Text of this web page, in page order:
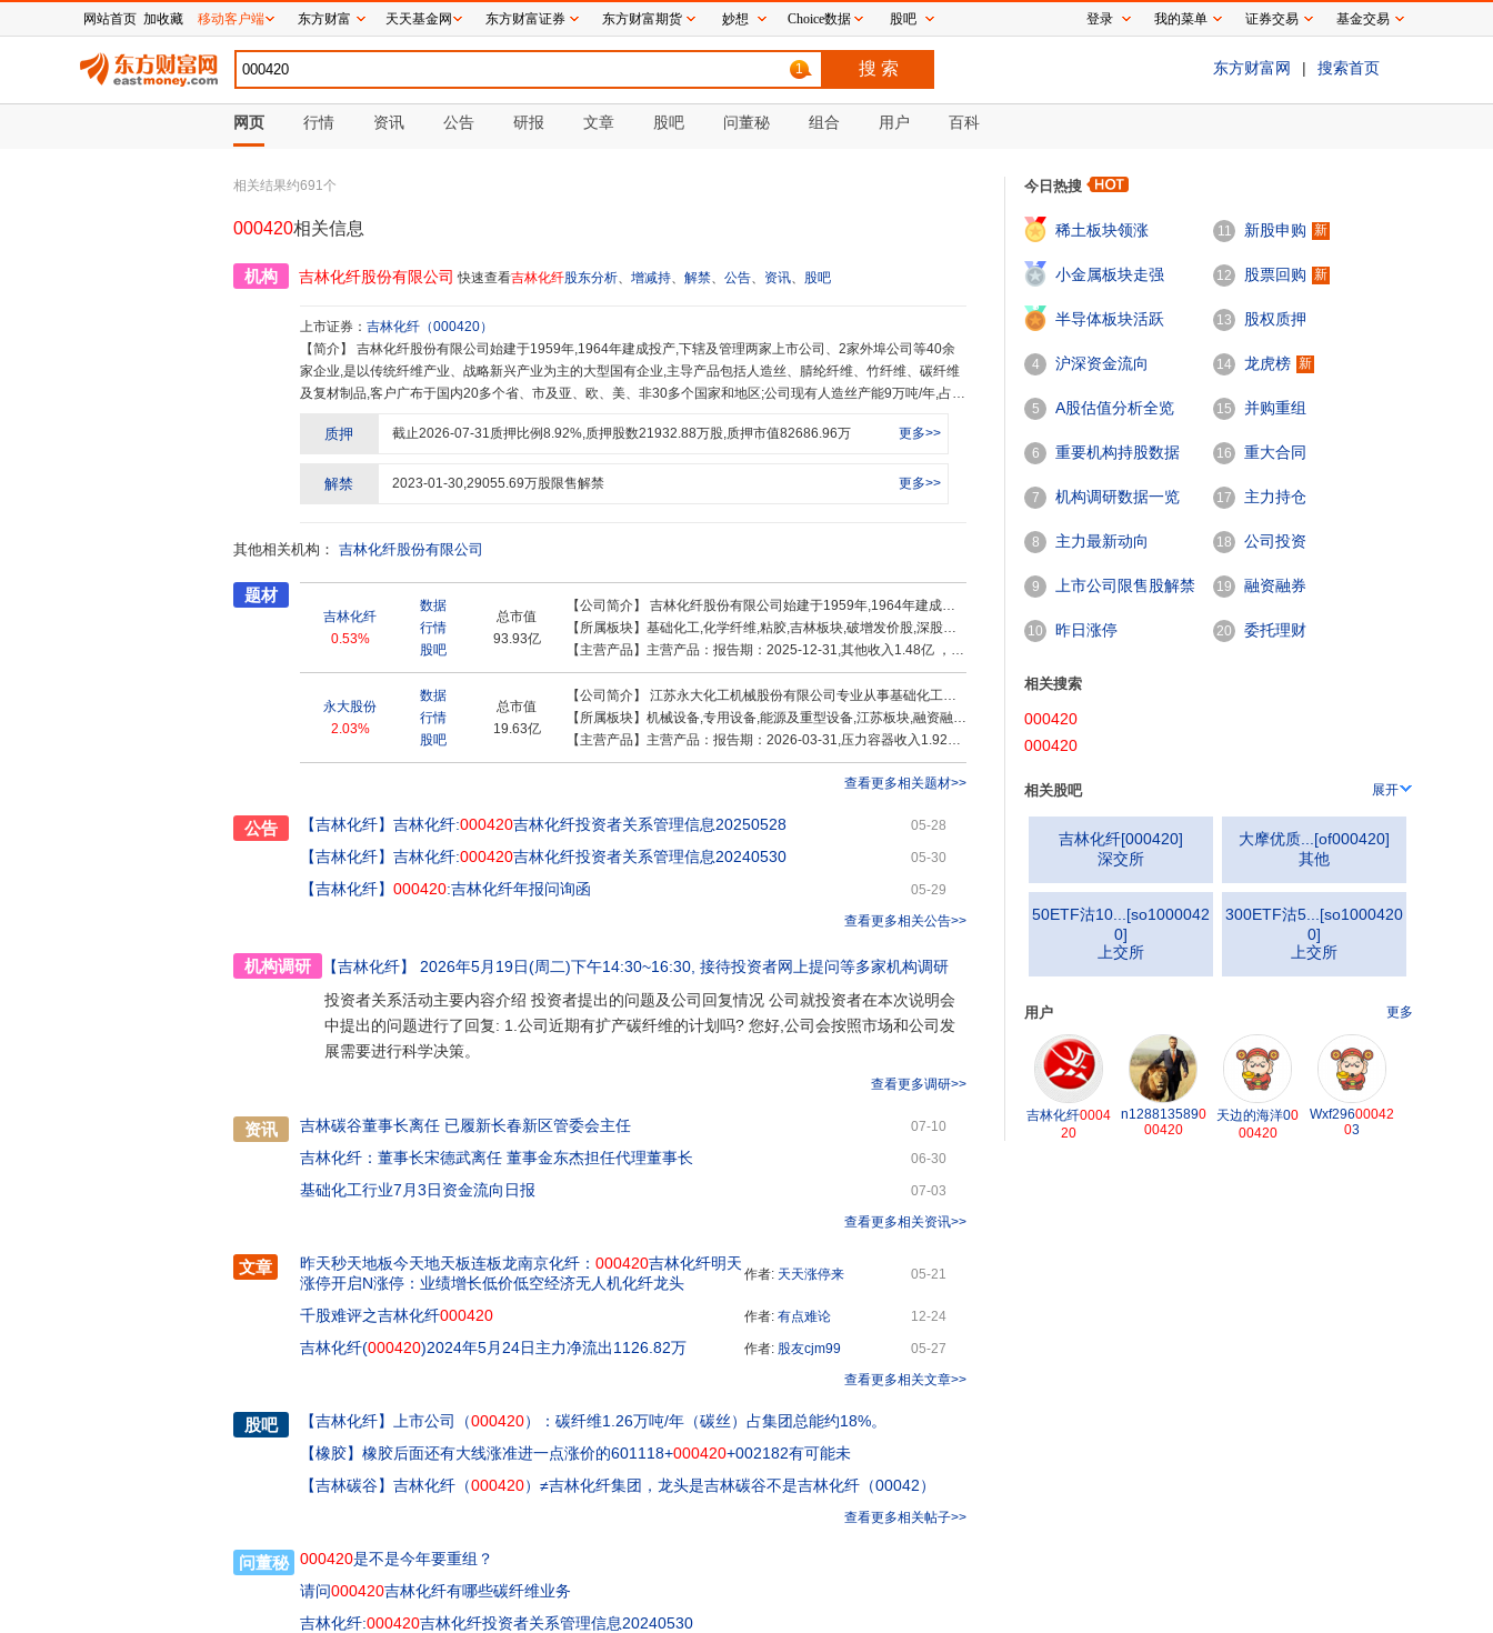
1 东方财富网 | 搜索首页
网页 行情 资讯 公告 研报 文章 股吧 问董秘 组合 用户 百科
相关结果约691个
000420相关信息
机构 吉林化纤股份有限公司 快速查看吉林化纤股东分析、 增减持、 解禁、 公告、 资讯、 股吧
上市证券： 吉林化纤 （000420）
【简介】
家企业,是以传统纤维产业、战略新兴产业为主的大型国有企业,主导产品包括人造丝、腈纶纤维、竹纤维、碳纤维
及复材制品,客户广布于国内20多个省、市及亚、欧、美、非30多个国家和地区;公司现有人造丝产能9万吨/年,占全
全国重合同守信用单位、全国先进基层党组织、全国纺织工业先进集体、全国文明单位、全国企业管理现代化创新
质押 截止2026-07-31质押比例8.92%,质押股数21932.88万股,质押市值82686.96万 更多>>
解禁 2023-01-30,29055.69万股限售解禁 更多>>
其他相关机构： 吉林化纤股份有限公司
题材
吉林化纤
0.53%
数据
行情
股吧
总市值
93.93亿
【公司简介】 吉林化纤股份有限公司始建于1959年,1964年建成投产,下辖及管理两家上市公司、2家外埠公司等40余家企业,是以传统纤维产业、战略新兴产业为主的大型国有企业,主导产品包括人造丝、腈纶纤维、竹纤维、碳纤维及复材制品,客户广布于国内20多个省、市及亚、欧、美、非30多个国家和地区
【所属板块】 基础化工,化学纤维,粘胶,吉林板块,破增发价股,深股通,融资融券,冰雪经济,碳纤维,低空经济,东北振兴,央国企改革
【主营产品】 主营产品：报告期：2025-12-31,其他收入1.48亿 ，占比2.74% ，利润0.49亿 ，占比8.58% ，毛利率32.78%；碳纤维产品收入8.92亿 ，占比16.43% ，利润-0.12亿 ，占比-2.14% ，毛利率-1.36%；粘胶短纤收入12.93亿 ，占比23.83% ，利润-0.64亿 ，占比-11.21% ，毛利率-4.92%；粘胶长丝收入30.94亿 ，占比57% ，利润5.95亿 ，占比104.77% ，毛利率19.22%
永大股份
2.03%
数据
行情
股吧
总市值
19.63亿
【公司简介】 江苏永大化工机械股份有限公司专业从事基础化工、煤化工、炼油及石油化工、光伏与医药等领域压力容器的研发、设计、制造、销售及相关技术服务,形成以反应压力容器、换热压力容器、分离压力容器、储存压力容器为主的非标压力容器产品体系。公司在煤化工及石油炼化等领域为煤制甲醇、煤制乙二醇、
【所属板块】 机械设备,专用设备,能源及重型设备,江苏板块,融资融券,油气设服,光伏概念,次新股,煤化工概念
【主营产品】 主营产品：报告期：2026-03-31,压力容器收入1.92亿 ，占比99.94% ，利润0.47亿 ，占比99.91% ，毛利率24.78%；销售废料收入0亿 ，占比0.02% ，利润0亿 ，占比0.01% ，毛利率15.55%；零部件销售及其他收入0亿 ，占比0.04% ，利润0亿 ，占比0.08% ，毛利率48%
查看更多相关题材>>
公告 【吉林化纤】 吉林化纤:000420吉林化纤投资者关系管理信息20250528 05-28
【吉林化纤】 吉林化纤:000420吉林化纤投资者关系管理信息20240530 05-30
【吉林化纤】 000420:吉林化纤年报问询函
05-29
查看更多相关公告>>
机构调研 【吉林化纤】 2026年5月19日(周二)下午14:30~16:30 , 接待投资者网上提问等多家机构调研
投资者关系活动主要内容介绍 投资者提出的问题及公司回复情况 公司就投资者在本次说明会
中提出的问题进行了回复: 1.公司近期有扩产碳纤维的计划吗? 您好,公司会按照市场和公司发
展需要进行科学决策。
查看更多调研>>
资讯 吉林碳谷董事长离任 已履新长春新区管委会主任 07-10
吉林化纤：董事长宋德武离任 董事金东杰担任代理董事长 06-30
基础化工行业7月3日资金流向日报
07-03
查看更多相关资讯>>
文章 昨天秒天地板今天地天板连板龙南京化纤： 000420吉林化纤明天
涨停开启N涨停：业绩增长低价低空经济无人机化纤龙头
作者: 天天涨停来 05-21
千股难评之吉林化纤000420 作者: 有点难论 12-24
吉林化纤(000420)2024年5月24日主力净流出1126.82万 作者: 股友cjm99
05-27
查看更多相关文章>>
股吧 【吉林化纤】 上市公司（000420）：碳纤维1.26万吨/年（碳丝）占集团总能约18%。
【橡胶】 橡胶后面还有大线涨准进一点涨价的601118+000420+002182有可能未
【吉林碳谷】 吉林化纤（000420）≠吉林化纤集团，龙头是吉林碳谷不是吉林化纤（00042）
查看更多相关帖子>>
问董秘 000420是不是今年要重组？
请问000420吉林化纤有哪些碳纤维业务
吉林化纤:000420吉林化纤投资者关系管理信息20240530
今日热搜
稀土板块领涨
2
小金属板块走强
3
半导体板块活跃
4 沪深资金流向
5 A股估值分析全览
6 重要机构持股数据
7 机构调研数据一览
8 主力最新动向
9 上市公司限售股解禁
一览
10 昨日涨停
11 新股申购 新
12 股票回购 新
13 股权质押
14 龙虎榜 新
15 并购重组
16 重大合同
17 主力持仓
18 公司投资
19 融资融券
20 委托理财
相关搜索
000420
000420
相关股吧 展开
吉林化纤[000420]
深交所
大摩优质... [of000420]
其他
50ETF沽10... [so1000042
0]
上交所
300ETF沽5... [so1000420
0]
上交所
用户 更多
吉林化纤0004
20
n1288135890
00420
天边的海洋00
00420
Wxf29600042
03
网站首页 加收藏 移动客户端 东方财富 天天基金网 东方财富证券 东方财富期货 妙想 Choice数据 股吧 登录 我的菜单 证券交易 基金交易